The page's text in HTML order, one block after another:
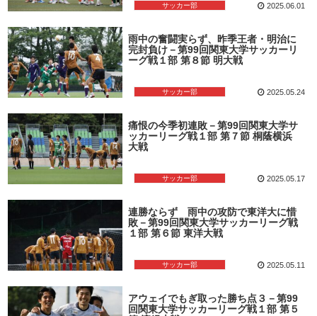
サッカー部 2025.06.01
サッカー部
雨中の奮闘実らず、昨季王者・明治に
完封負け－第99回関東大学サッカーリ
ーグ戦１部 第８節 明大戦
2025.05.24
サッカー部
痛恨の今季初連敗－第99回関東大学サ
ッカーリーグ戦１部 第７節 桐蔭横浜
大戦
2025.05.17
サッカー部
連勝ならず 雨中の攻防で東洋大に惜
敗－第99回関東大学サッカーリーグ戦
１部 第６節 東洋大戦
2025.05.11
アウェイでもぎ取った勝ち点３－第99
回関東大学サッカーリーグ戦１部 第５